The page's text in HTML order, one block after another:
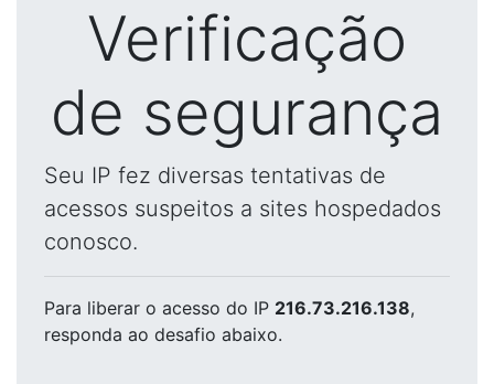
Verificação
de segurança
Seu IP fez diversas tentativas de
acessos suspeitos a sites hospedados
conosco.
Para liberar o acesso do IP 216.73.216.138,
responda ao desafio abaixo.